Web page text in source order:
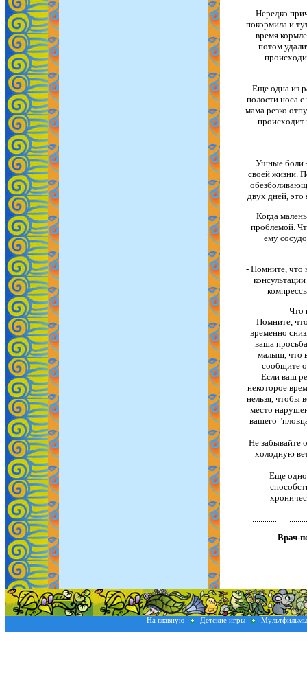
Нередко
покормила и
время
потом
Еще одна из
полости носа
мама резко
происходит
Ушные боли
своей жизни.
двух дней, это
Когда
проблемой.
ему
- Помните, что
Что
Помните,
временно
ваша
малыш, что
сообщите
Если ваш
некоторое
нельзя, чтобы
место
вашего
Не забывайте
холодную
Еще одно
Врач-
На главную Детские игры Мультфильмы